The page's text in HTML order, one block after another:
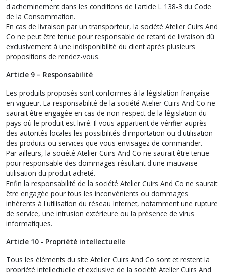
d'acheminement dans les conditions de l'article L 138-3 du Code
de la Consommation.
En cas de livraison par un transporteur, la société Atelier Cuirs And
Co ne peut être tenue pour responsable de retard de livraison dû
exclusivement à une indisponibilité du client après plusieurs
propositions de rendez-vous.
Article 9 – Responsabilité
Les produits proposés sont conformes à la législation française
en vigueur. La responsabilité de la société Atelier Cuirs And Co ne
saurait être engagée en cas de non-respect de la législation du
pays où le produit est livré. Il vous appartient de vérifier auprès
des autorités locales les possibilités d'importation ou d'utilisation
des produits ou services que vous envisagez de commander.
Par ailleurs, la société Atelier Cuirs And Co ne saurait être tenue
pour responsable des dommages résultant d'une mauvaise
utilisation du produit acheté.
Enfin la responsabilité de la société Atelier Cuirs And Co ne saurait
être engagée pour tous les inconvénients ou dommages
inhérents à l'utilisation du réseau Internet, notamment une rupture
de service, une intrusion extérieure ou la présence de virus
informatiques.
Article 10 - Propriété intellectuelle
Tous les éléments du site Atelier Cuirs And Co sont et restent la
propriété intellectuelle et exclusive de la société Atelier Cuirs And